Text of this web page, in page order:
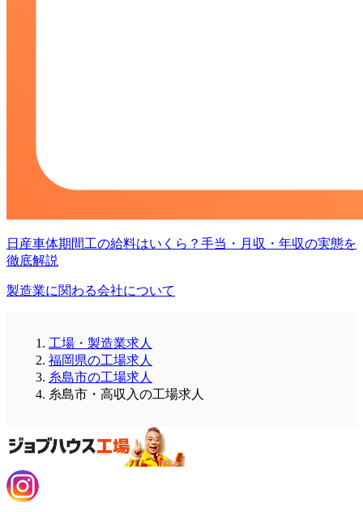
日産車体期間工の給料はいくら？手当・月収・年収の実態を
徹底解説
製造業に関わる会社について
工場・製造業求人
福岡県の工場求人
糸島市の工場求人
糸島市・高収入の工場求人